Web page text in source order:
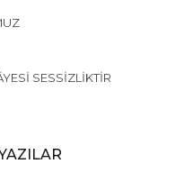
SESSIZLIKTIR